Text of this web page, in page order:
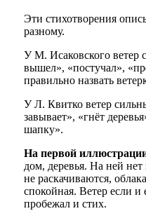
Эти стихотворения
разному.
У М. Исаковского ветер
вышел», «постучал»,
правильно назвать
У Л. Квитко ветер
завывает», «гнёт
шапку».
На первой
дом, деревья. На ней
не раскачиваются,
спокойная. Ветер если
пробежал и стих.